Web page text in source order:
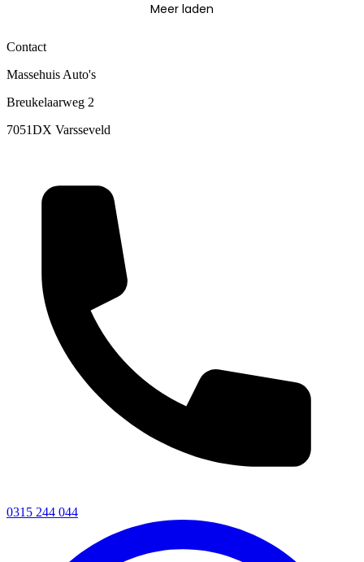
Meer laden
Contact
Massehuis Auto's
Breukelaarweg 2
7051DX Varsseveld
0315 244 044